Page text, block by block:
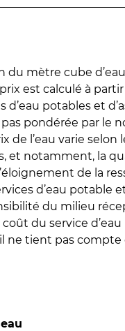
du mètre cube
est calculé à
d’eau potables et
pondérée par le
de l’eau varie selon
et notamment, la
de la
d’eau potable
du milieu
du service
ne tient pas compte